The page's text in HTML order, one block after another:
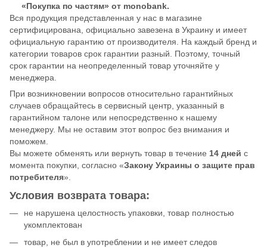
«Покупка по частям» от monobank.
Вся продукция представленная у нас в магазине
сертифицирована, официально завезена в Украину и имеет
официальную гарантию от производителя. На каждый бренд и
категории товаров срок гарантии разный. Поэтому, точный
срок гарантии на неопределенный товар уточняйте у
менеджера.
При возникновении вопросов относительно гарантийных
случаев обращайтесь в сервисный центр, указанный в
гарантийном талоне или непосредственно к нашему
менеджеру. Мы не оставим этот вопрос без внимания и
поможем.
Вы можете обменять или вернуть товар в течение 14 дней с
момента покупки, согласно «Закону Украины о защите прав
потребителя».
Условия возврата товара:
не нарушена целостность упаковки, товар полностью
укомплектован
товар, не был в употреблении и не имеет следов